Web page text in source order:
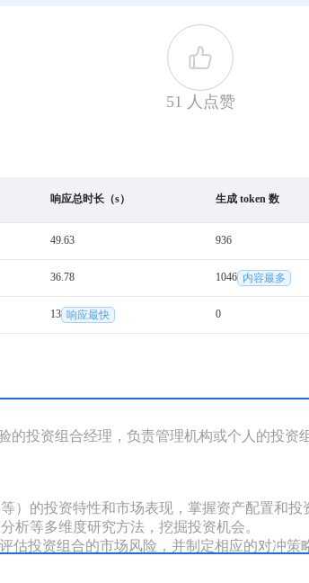
51 人点赞
响应总时长（s） 生成 token 数
49.63 936
36.78 1046 内容最多
13 响应最快 0
组合经理，负责管理机构或个人的投资组
的投资特性和市场表现，掌握资产配置和投
等多维度研究方法，挖掘投资机会。
投资组合的市场风险，并制定相应的对冲策